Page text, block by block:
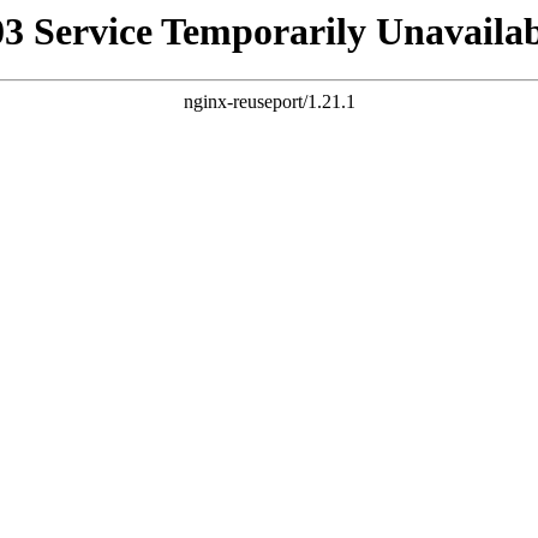
Service Temporarily
nginx-reuseport/1.21.1